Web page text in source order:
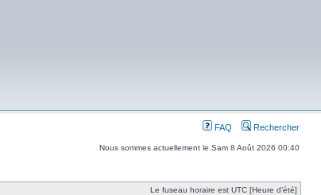
FAQ Rechercher
Nous sommes actuellement le Sam 8 Août 2026 00:40
Le fuseau horaire est UTC [Heure d’été]